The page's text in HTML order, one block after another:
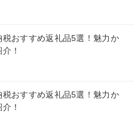
おすすめ返礼品5選！魅力か
！
税おすすめ返礼品5選！魅力か
！